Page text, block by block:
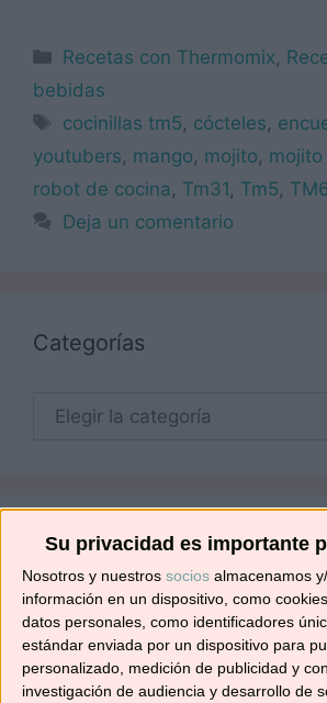
Su privacidad es importante
Nosotros y nuestros socios almacenamos
información en un dispositivo, como
datos personales, como identificadores
estándar enviada por un dispositivo para
personalizado, medición de publicidad y
investigación de audiencia y desarrollo de
Categorías
Recetas con Thermomix,
bebidas
Etiquetas
cocinillas tm5, cócteles,
youtubers, mango, mojito,
robot de cocina , Tm31, Tm5,
Deja un comentario
Categorías
¡SUSCRÍBETE! 🍳🌟
Suscríbete ahora para recibir
en tu correo.
¡No te pierdas ninguna! 👩‍🍳👨‍🍳